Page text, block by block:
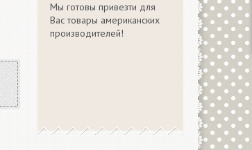
Мы готовы привезти для
Вас товары американских
производителей!